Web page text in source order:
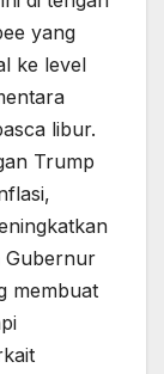
yang
ke level
libur.
Trump
Gubernur
membuat